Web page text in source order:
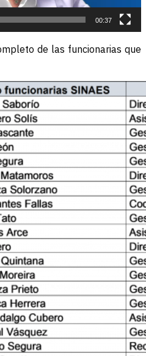
00:37
de las funcionarias que